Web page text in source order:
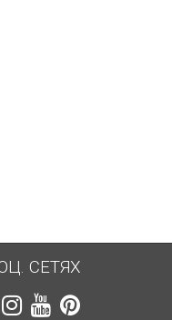
СЕТЯХ